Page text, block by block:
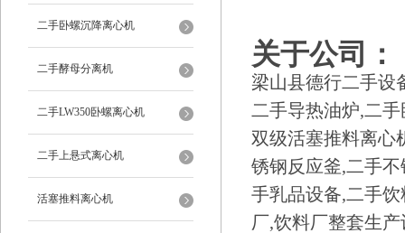
机
二手卧螺沉降离心机
二手酵母分离机
二手LW350卧螺离心机
二手上悬式离心机
活塞推料离心机
关于公司：
梁山县德行二手设
二手导热油炉,二
双级活塞推料离心
锈钢反应釜,二手
手乳品设备,二手
厂,饮料厂整套生产